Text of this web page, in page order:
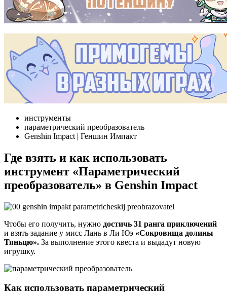
инструменты
параметрический преобразователь
Genshin Impact | Геншин Импакт
Где взять и как использовать
инструмент «Параметрический
преобразователь» в Genshin Impact
Чтобы его получить, нужно достичь 31 ранга приключений
и взять задание у мисс Лань в Ли Юэ «Сокровища долины
Тяньцю». За выполнение этого квеста и выдадут новую
игрушку.
Как использовать параметрический